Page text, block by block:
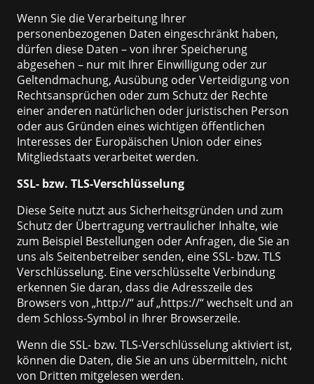
Wenn Sie die Verarbeitung Ihrer
personenbezogenen Daten eingeschränkt haben,
dürfen diese Daten – von ihrer Speicherung
abgesehen – nur mit Ihrer Einwilligung oder zur
Geltendmachung, Ausübung oder Verteidigung von
Rechtsansprüchen oder zum Schutz der Rechte
einer anderen natürlichen oder juristischen Person
oder aus Gründen eines wichtigen öffentlichen
Interesses der Europäischen Union oder eines
Mitgliedstaats verarbeitet werden.
SSL- bzw. TLS-Verschlüsselung
Diese Seite nutzt aus Sicherheitsgründen und zum
Schutz der Übertragung vertraulicher Inhalte, wie
zum Beispiel Bestellungen oder Anfragen, die Sie an
uns als Seitenbetreiber senden, eine SSL- bzw. TLS
Verschlüsselung. Eine verschlüsselte Verbindung
erkennen Sie daran, dass die Adresszeile des
Browsers von „http://“ auf „https://“ wechselt und an
dem Schloss-Symbol in Ihrer Browserzeile.
Wenn die SSL- bzw. TLS-Verschlüsselung aktiviert ist,
können die Daten, die Sie an uns übermitteln, nicht
von Dritten mitgelesen werden.